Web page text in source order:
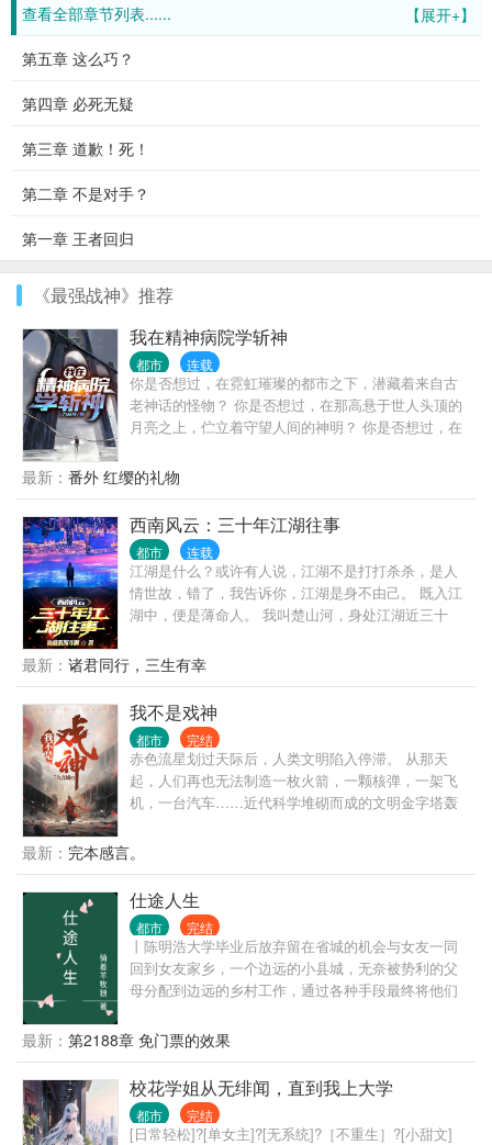
【展开+】
查看全部章节列表......
第五章 这么巧？
第四章 必死无疑
第三章 道歉！死！
第二章 不是对手？
第一章 王者回归
《最强战神》推荐
我在精神病院学斩神
都市 连载
你是否想过，在霓虹璀璨的都市之下，潜藏着来自古
老神话的怪物？ 你是否想过，在那高悬于世人头顶的
月亮之上，伫立着守望人间的神明？ 你是否想过，在
超凡之人？ 人类统治的社会中，潜伏着无数诡异； 在
那些无人问津的生命禁区，居住着古老的神明。 炽天
使米迦勒，冥王哈迪斯，海神波塞冬…… 而属于大夏
的神明，究竟去了何处？ 在这属于“人”的世界，“神
秘”需要被肃清！
最新： 番外 红缨的礼物
西南风云：三十年江湖往事
都市 连载
江湖是什么？或许有人说，江湖不是打打杀杀，是人
情世故，错了，我告诉你，江湖是身不由己。 既入江
湖中，便是薄命人。 我叫楚山河，身处江湖近三十
徒，也曾在声势巅峰之时，整个西南无人争锋。 也曾
锒铛入狱，三进三出，还完自己所有罪孽。 这是我的
故事，也是一个老江湖混子的回忆录，自白书。
最新： 诸君同行，三生有幸
我不是戏神
都市 完结
赤色流星划过天际后，人类文明陷入停滞。 从那天
起，人们再也无法制造一枚火箭，一颗核弹，一架飞
机，一台汽车……近代科学堆砌而成的文明金字塔轰
拖入无序的深渊。 在这个时代，人命渺如尘埃； 在这
个时代，人类灿若星辰。 大厦将倾，有人见一戏子屹
立文明废墟之上，红帔似血，时笑时哭， 时代的帘幕
在他身后缓缓打开，他张开双臂，对着累累众生轻声
低语—— “好戏……开场。”
最新： 完本感言。
仕途人生
都市 完结
丨陈明浩大学毕业后放弃留在省城的机会与女友一同
回到女友家乡，一个边远的小县城，无奈被势利的父
母分配到边远的乡村工作，通过各种手段最终将他们
在背景的支持和自己的努力之下，一路披荆斩棘，仕
途高歌，做到了封疆大吏，实现了他仕途之初许下
的“当官不为民做主，不如回家卖红薯”的初心誓言。
最新： 第2188章 免门票的效果
校花学姐从无绯闻，直到我上大学
都市 完结
[日常轻松]?[单女主]?[无系统]?［不重生］?[小甜文]